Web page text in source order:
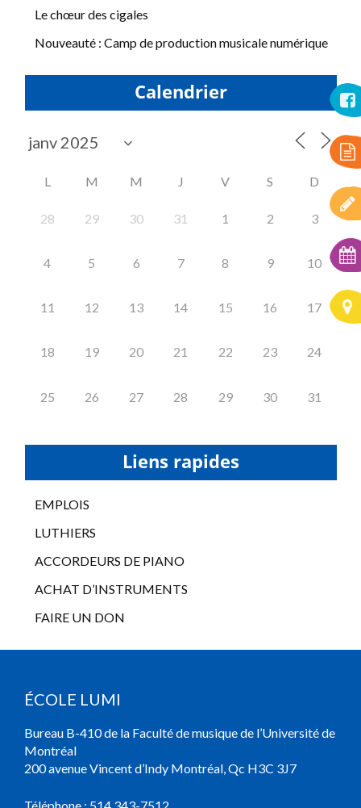
Le chœur des cigales
Nouveauté : Camp de production musicale numérique
Calendrier
L M M J V S D
28 29 30 31 1 2 3
4 5 6 7 8 9 10
11 12 13 14 15 16 17
18 19 20 21 22 23 24
25 26 27 28 29 30 31
Liens rapides
EMPLOIS
LUTHIERS
ACCORDEURS DE PIANO
ACHAT D’INSTRUMENTS
FAIRE UN DON
ÉCOLE LUMI
Bureau B-410 de la Faculté de musique de l’Université de
Montréal
200 avenue Vincent d’Indy Montréal, Qc H3C 3J7